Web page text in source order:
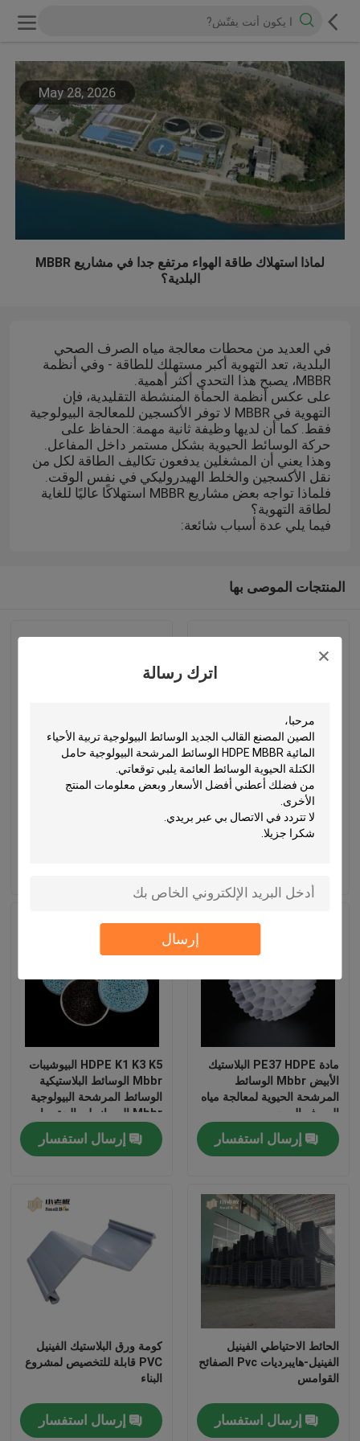
اترك رسالة
إرسال
May 28, 2026
لماذا استهلاك طاقة الهواء مرتفع جدا في مشاريع MBBR
البلدية؟
في العديد من محطات معالجة مياه الصرف الصحي
البلدية، تعد التهوية أكبر مستهلك للطاقة - وفي أنظمة
MBBR، يصبح هذا التحدي أكثر أهمية.
على عكس أنظمة الحمأة المنشطة التقليدية، فإن
التهوية في MBBR لا توفر الأكسجين للمعالجة البيولوجية
فقط. كما أن لديها وظيفة ثانية مهمة: الحفاظ على
حركة الوسائط الحيوية بشكل مستمر داخل المفاعل.
وهذا يعني أن المشغلين يدفعون تكاليف الطاقة لكل من
نقل الأكسجين والخلط الهيدروليكي في نفس الوقت.
فلماذا تواجه بعض مشاريع MBBR استهلاكًا عاليًا للغاية
لطاقة التهوية؟
فيما يلي عدة أسباب شائعة:
المنتجات الموصى بها
مواد تصفية الخلايا الحيوية
FDA Safty Bio Filler
اللون الأبيض الصين المصنع
مادة PE37 HDPE البلاستيك
الأبيض Mbbr الوسائط
المرشحة الحيوية لمعالجة مياه
الصرف الصحي
إرسال استفسار
HDPE K1 K3 K5 البيوشيبات
Mbbr الوسائط البلاستيكية
الوسائط المرشحة البيولوجية
Mbbr المصانع لمعالجة مياه
الصرف الصحي
إرسال استفسار
الحائط الاحتياطي الفينيل
الفينيل-هايبرديات Pvc الصفائح
القوامس
إرسال استفسار
كومة ورق البلاستيك الفينيل
PVC قابلة للتخصيص لمشروع
البناء
إرسال استفسار